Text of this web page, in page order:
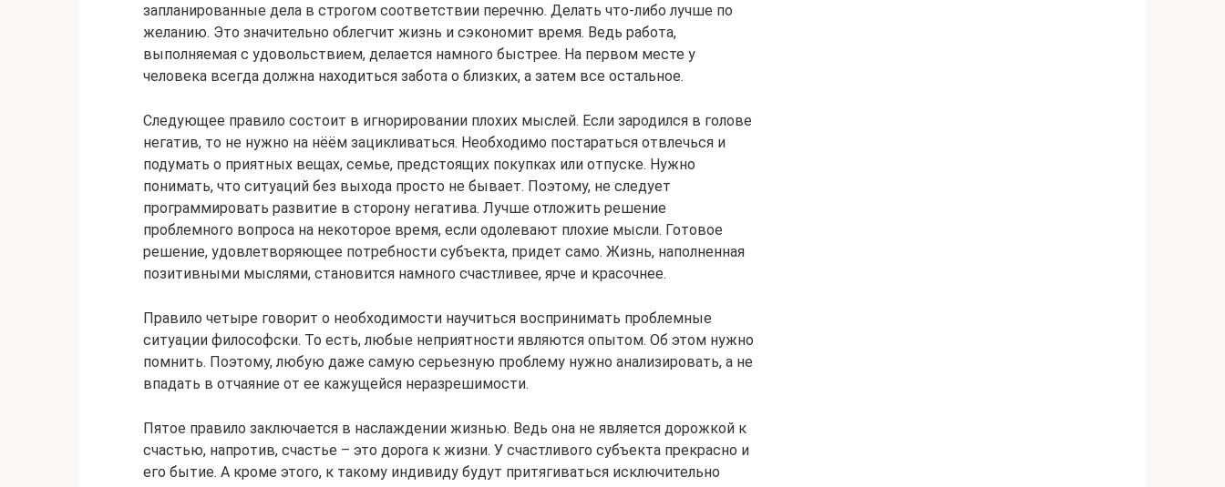
запланированные дела в строгом соответствии перечню. Делать что-либо лучше по
желанию. Это значительно облегчит жизнь и сэкономит время. Ведь работа,
выполняемая с удовольствием, делается намного быстрее. На первом месте у
человека всегда должна находиться забота о близких, а затем все остальное.
Следующее правило состоит в игнорировании плохих мыслей. Если зародился в голове
негатив, то не нужно на нёём зацикливаться. Необходимо постараться отвлечься и
подумать о приятных вещах, семье, предстоящих покупках или отпуске. Нужно
понимать, что ситуаций без выхода просто не бывает. Поэтому, не следует
программировать развитие в сторону негатива. Лучше отложить решение
проблемного вопроса на некоторое время, если одолевают плохие мысли. Готовое
решение, удовлетворяющее потребности субъекта, придет само. Жизнь, наполненная
позитивными мыслями, становится намного счастливее, ярче и красочнее.
Правило четыре говорит о необходимости научиться воспринимать проблемные
ситуации философски. То есть, любые неприятности являются опытом. Об этом нужно
помнить. Поэтому, любую даже самую серьезную проблему нужно анализировать, а не
впадать в отчаяние от ее кажущейся неразрешимости.
Пятое правило заключается в наслаждении жизнью. Ведь она не является дорожкой к
счастью, напротив, счастье – это дорога к жизни. У счастливого субъекта прекрасно и
его бытие. А кроме этого, к такому индивиду будут притягиваться исключительно